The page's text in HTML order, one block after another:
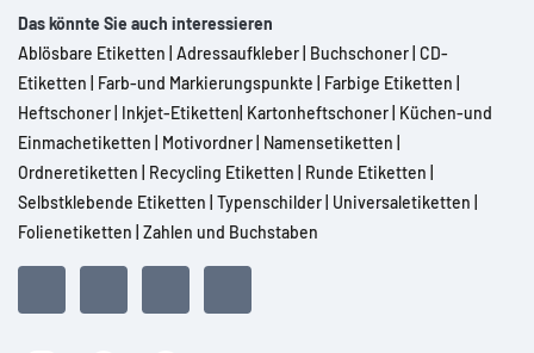
Das könnte Sie auch interessieren
Ablösbare Etiketten Adressaufkleber Buchschoner CD-
Etiketten
Farb-und Markierungspunkte Farbige Etiketten
Heftschoner Inkjet-Etiketten Kartonheftschoner Küchen-und
Einmachetiketten
Motivordner Namensetiketten
Ordneretiketten
Recycling Etiketten Runde Etiketten
Selbstklebende Etiketten Typenschilder Universaletiketten
Folienetiketten Zahlen und Buchstaben